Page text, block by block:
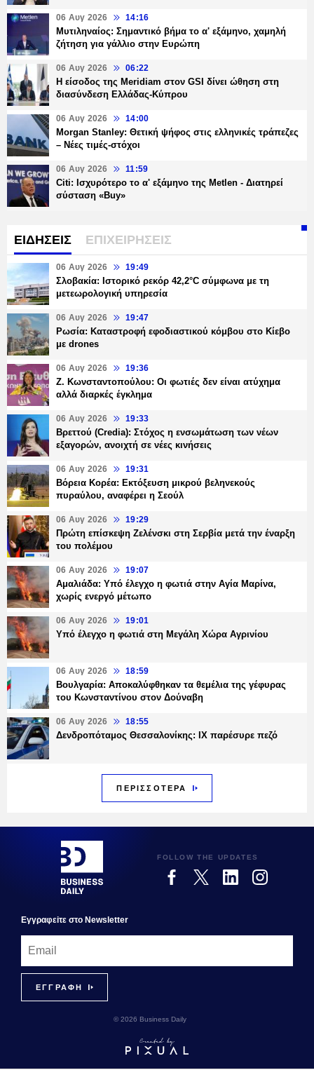
06 Αυγ 2026 14:16
Μυτιληναίος: Σημαντικό βήμα το α' εξάμηνο, χαμηλή
ζήτηση για γάλλιο στην Ευρώπη
06 Αυγ 2026 06:22
Η είσοδος της Meridiam στον GSI δίνει ώθηση στη
διασύνδεση Ελλάδας-Κύπρου
06 Αυγ 2026 14:00
Morgan Stanley: Θετική ψήφος στις ελληνικές τράπεζες
– Νέες τιμές-στόχοι
06 Αυγ 2026 11:59
Citi: Ισχυρότερο το α' εξάμηνο της Metlen - Διατηρεί
σύσταση «Buy»
ΕΙΔΗΣΕΙΣ ΕΠΙΧΕΙΡΗΣΕΙΣ
06 Αυγ 2026 19:49
Σλοβακία: Ιστορικό ρεκόρ 42,2°C σύμφωνα με τη
μετεωρολογική υπηρεσία
06 Αυγ 2026 19:47
Ρωσία: Καταστροφή εφοδιαστικού κόμβου στο Κίεβο
με drones
06 Αυγ 2026 19:36
Ζ. Κωνσταντοπούλου: Οι φωτιές δεν είναι ατύχημα
αλλά διαρκές έγκλημα
06 Αυγ 2026 19:33
Βρεττού (Credia): Στόχος η ενσωμάτωση των νέων
εξαγορών, ανοιχτή σε νέες κινήσεις
06 Αυγ 2026 19:31
Βόρεια Κορέα: Εκτόξευση μικρού βεληνεκούς
πυραύλου, αναφέρει η Σεούλ
06 Αυγ 2026 19:29
Πρώτη επίσκεψη Ζελένσκι στη Σερβία μετά την έναρξη
του πολέμου
06 Αυγ 2026 19:07
Αμαλιάδα: Υπό έλεγχο η φωτιά στην Αγία Μαρίνα,
χωρίς ενεργό μέτωπο
06 Αυγ 2026 19:01
Υπό έλεγχο η φωτιά στη Μεγάλη Χώρα Αγρινίου
06 Αυγ 2026 18:59
Βουλγαρία: Αποκαλύφθηκαν τα θεμέλια της γέφυρας
του Κωνσταντίνου στον Δούναβη
06 Αυγ 2026 18:55
Δενδροπόταμος Θεσσαλονίκης: ΙΧ παρέσυρε πεζό
ΠΕΡΙΣΣΟΤΕΡΑ
FOLLOW THE UPDATES
Εγγραφεiτε στο Newsletter
© 2026 Business Daily